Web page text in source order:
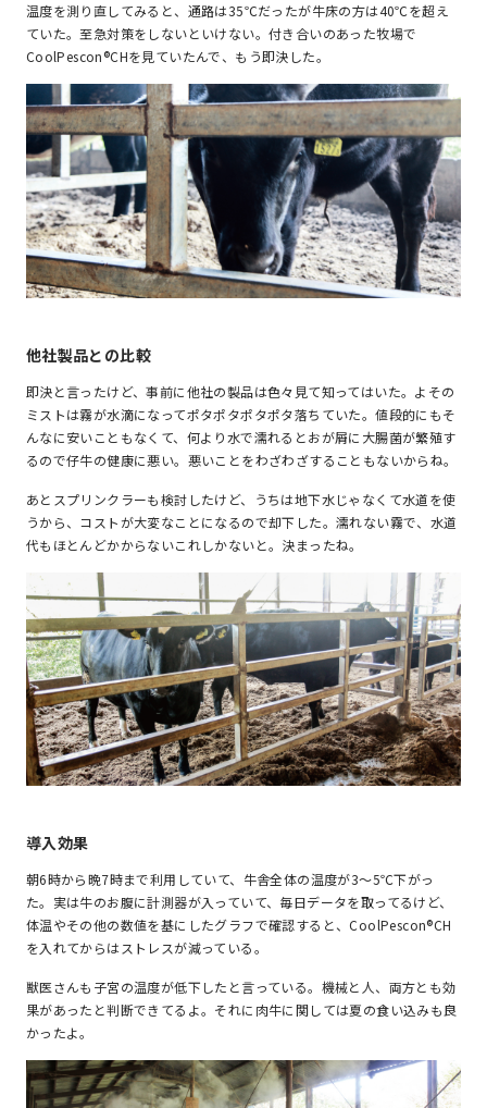
温度を測り直してみると、通路は35℃だったが牛床の方は40℃を超え
ていた。至急対策をしないといけない。付き合いのあった牧場で
CoolPescon®CHを見ていたんで、もう即決した。
他社製品との比較
即決と言ったけど、事前に他社の製品は色々見て知ってはいた。よその
ミストは霧が水滴になってポタポタポタポタ落ちていた。値段的にもそ
んなに安いこともなくて、何より水で濡れるとおが屑に大腸菌が繁殖す
るので仔牛の健康に悪い。悪いことをわざわざすることもないからね。
あとスプリンクラーも検討したけど、うちは地下水じゃなくて水道を使
うから、コストが大変なことになるので却下した。濡れない霧で、水道
代もほとんどかからないこれしかないと。決まったね。
導入効果
朝6時から晩7時まで利用していて、牛舎全体の温度が3～5℃下がっ
た。実は牛のお腹に計測器が入っていて、毎日データを取ってるけど、
体温やその他の数値を基にしたグラフで確認すると、CoolPescon®CH
を入れてからはストレスが減っている。
獣医さんも子宮の温度が低下したと言っている。機械と人、両方とも効
果があったと判断できてるよ。それに肉牛に関しては夏の食い込みも良
かったよ。